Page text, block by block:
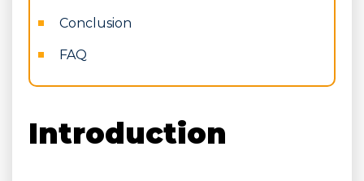
Conclusion
FAQ
Introduction